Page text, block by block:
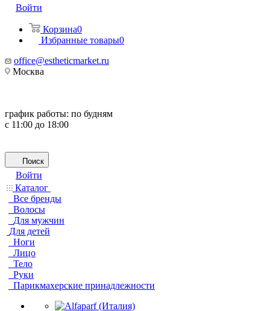
Войти
Корзина0
Избранные товары0
office@estheticmarket.ru
Москва
график работы: по будням
с 11:00 до 18:00
Поиск
Войти
Каталог
Все бренды
Волосы
Для мужчин
Для детей
Ноги
Лицо
Тело
Руки
Парикмахерские принадлежности